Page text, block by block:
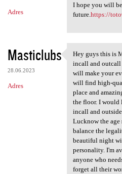
Adres
I hope you will
future. https://
Masticlubs
28.06.2023
Adres
Hey guys this
Hey guys this is
incall and outcall
will make your
will find high-
place and
the floor. I would
incall and
Lucknow the age
balance the
beautiful night
personality. I'm
anyone who
forget all their